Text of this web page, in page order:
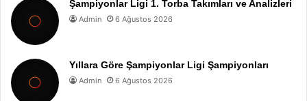
Şampiyonlar Ligi 1. Torba Takımları ve Analizleri
Admin 6 Ağustos 2026
Yıllara Göre Şampiyonlar Ligi Şampiyonları
Admin 6 Ağustos 2026